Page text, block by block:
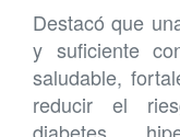
Destacó que
y suficiente
saludable,
reducir el